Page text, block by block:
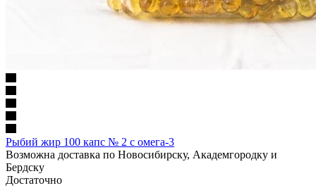
Рыбий жир 100 капс № 2 с омега-3
Возможна доставка по Новосибирску, Академгородку и
Бердску
Достаточно